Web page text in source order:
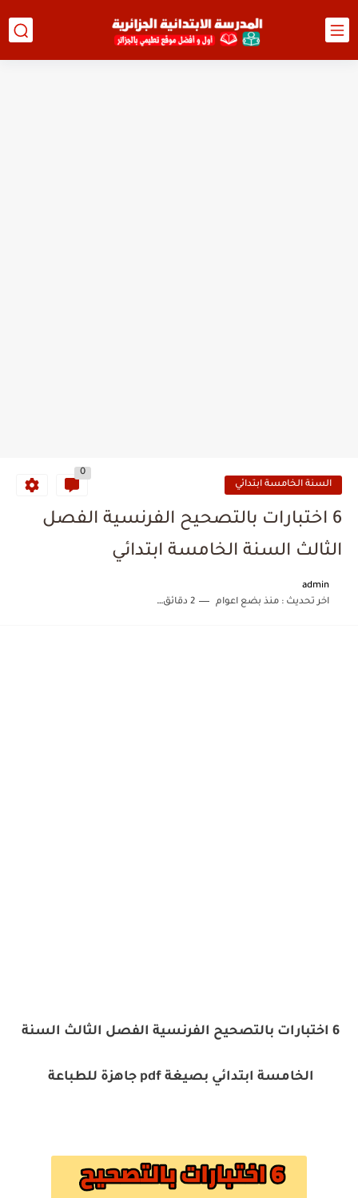
السنة الخامسة ابتدائي
0
6 اختبارات بالتصحيح الفرنسية الفصل
الثالث السنة الخامسة ابتدائي
admin
اخر تحديث :منذ بضع اعوام 2 دقائق للقراءة
6 اختبارات بالتصحيح الفرنسية الفصل الثالث السنة
الخامسة ابتدائي بصيغة pdf جاهزة للطباعة